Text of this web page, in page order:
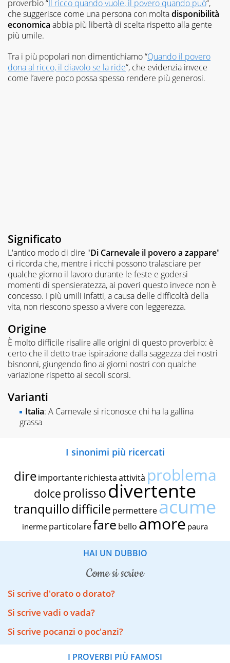
proverbio “ Il ricco quando vuole, il povero quando può“,
che suggerisce come una persona con moltadisponibilità
economica abbia più libertà di scelta rispetto alla gente
più umile.
Tra i più popolari non dimentichiamo “Quando il povero
dona al ricco, il diavolo se la ride“, che evidenzia invece
come l’avere poco possa spesso rendere più generosi.
Significato
L'antico modo di dire "Di Carnevale il povero a zappare"
ci ricorda che, mentre i ricchi possono tralasciare per
qualche giorno il lavoro durante le feste e godersi
momenti di spensieratezza, ai poveri questo invece non è
concesso. I più umili infatti, a causa delle difficoltà della
vita, non riescono spesso a vivere con leggerezza.
Origine
È molto difficile risalire alle origini di questo proverbio: è
certo che il detto trae ispirazione dalla saggezza dei nostri
bisnonni, giungendo fino ai giorni nostri con qualche
variazione rispetto ai secoli scorsi.
Varianti
Italia: A Carnevale si riconosce chi ha la gallina
grassa
I sinonimi più ricercati
dire importante richiestaattività problema
dolce prolissodivertente
tranquillodifficile permettereacume
inerme particolarefare bello amore paura
HAI UN DUBBIO
come si scrive
Si scrive d'orato o dorato?
Si scrive vadi o vada?
Si scrive pocanzi o poc'anzi?
I PROVERBI PIÙ FAMOSI